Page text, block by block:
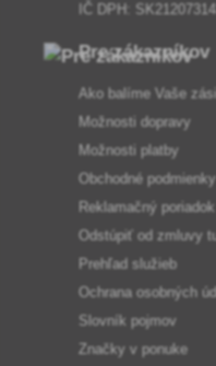
IČ DPH:
Pre zákazníkov
Ako balíme Vaše
Možnosti dopravy
Možnosti platby
Obchodné podmienky
Reklamačný poriadok
Odstúpiť od zmluvy
Prehľad služieb
Ochrana osobných
Slovník pojmov
Značky v ponuke